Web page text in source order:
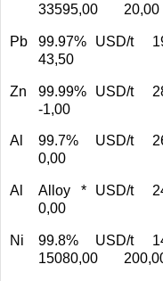
33595,00
20,00
Pb 99.97% USD/t
43,50
Zn 99.99% USD/t
-1,00
Al 99.7% USD/t
0,00
Al Alloy * USD/t
0,00
Ni 99.8% USD/t
15080,00